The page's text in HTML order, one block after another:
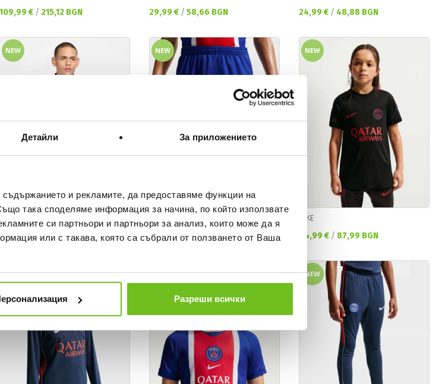
Детайли За приложението
съдържанието и рекламите, да предоставяме функции на
така споделяме информация за начина, по който използвате
си партньори и партньори за анализ, които може да я
или с такава, която са събрали от ползването от Ваша
Разреши всички
Текуща цена:
109,99 € / 215,12 BGN
Текуща цена:
29,99 € / 58,66 BGN
Текуща цена:
24,99 € / 48,88 BGN
NEW
цена:
74,99 €/146,67 BGN
NEW
Текуща цена:
42,99 €/84,08 BGN
NEW
NIKE
Текуща цена:
44,99 € / 87,99 BGN
NEW NEW NEW